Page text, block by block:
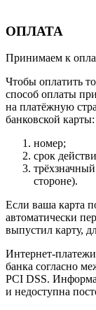
ОПЛАТА
Принимаем к
Чтобы оплатить
способ оплаты
на платёжную
банковской карты:
номер;
срок
стороне).
Если ваша карта
автоматически
выпустил карту,
Интернет-
банка согласно
PCI DSS.
и недоступна